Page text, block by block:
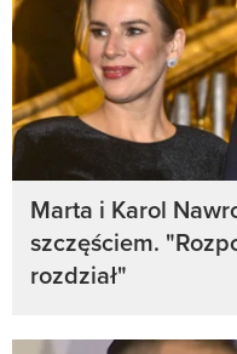
Marta i Karol
szczęściem.
rozdział"